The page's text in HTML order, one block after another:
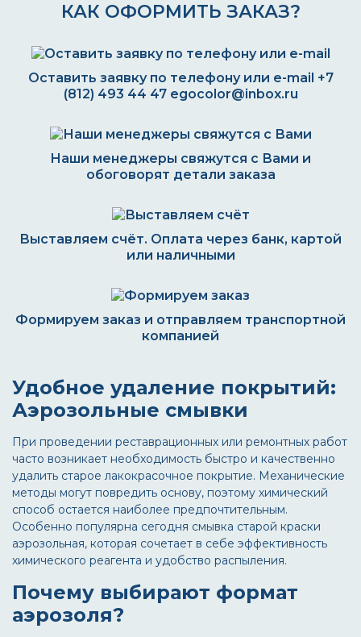
КАК ОФОРМИТЬ ЗАКАЗ?
Оставить заявку по телефону или e-mail +7
(812) 493 44 47 egocolor@inbox.ru
Наши менеджеры свяжутся с Вами и
обоговорят детали заказа
Выставляем счёт. Оплата через банк, картой
или наличными
Формируем заказ и отправляем транспортной
компанией
Удобное удаление покрытий:
Аэрозольные смывки
При проведении реставрационных или ремонтных работ
часто возникает необходимость быстро и качественно
удалить старое лакокрасочное покрытие. Механические
методы могут повредить основу, поэтому химический
способ остается наиболее предпочтительным.
Особенно популярна сегодня смывка старой краски
аэрозольная, которая сочетает в себе эффективность
химического реагента и удобство распыления.
Почему выбирают формат
аэрозоля?